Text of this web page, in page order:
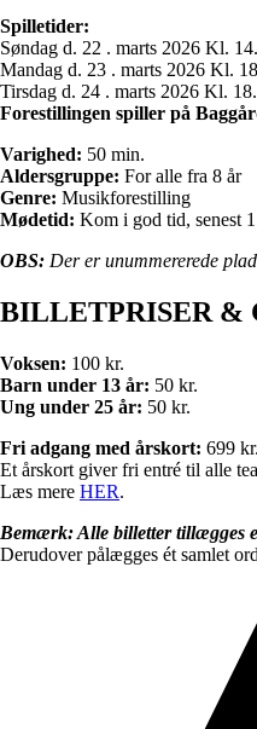
Spilletider:
Søndag d. 22 . marts 2026 Kl.
Mandag d. 23 . marts 2026 Kl.
Tirsdag d. 24 . marts 2026 Kl.
Forestillingen spiller på
Varighed: 50 min.
Aldersgruppe: For alle fra 8 år
Genre: Musikforestilling
Mødetid: Kom i god tid, senest
OBS: Der er unummererede
BILLETPRISER &
Voksen: 100 kr.
Barn under 13 år: 50 kr.
Ung under 25 år: 50 kr.
Fri adgang med årskort: 699 kr.
Et årskort giver fri entré til alle
Læs mere HER.
Bemærk: Alle billetter tillægges
Derudover pålægges ét samlet